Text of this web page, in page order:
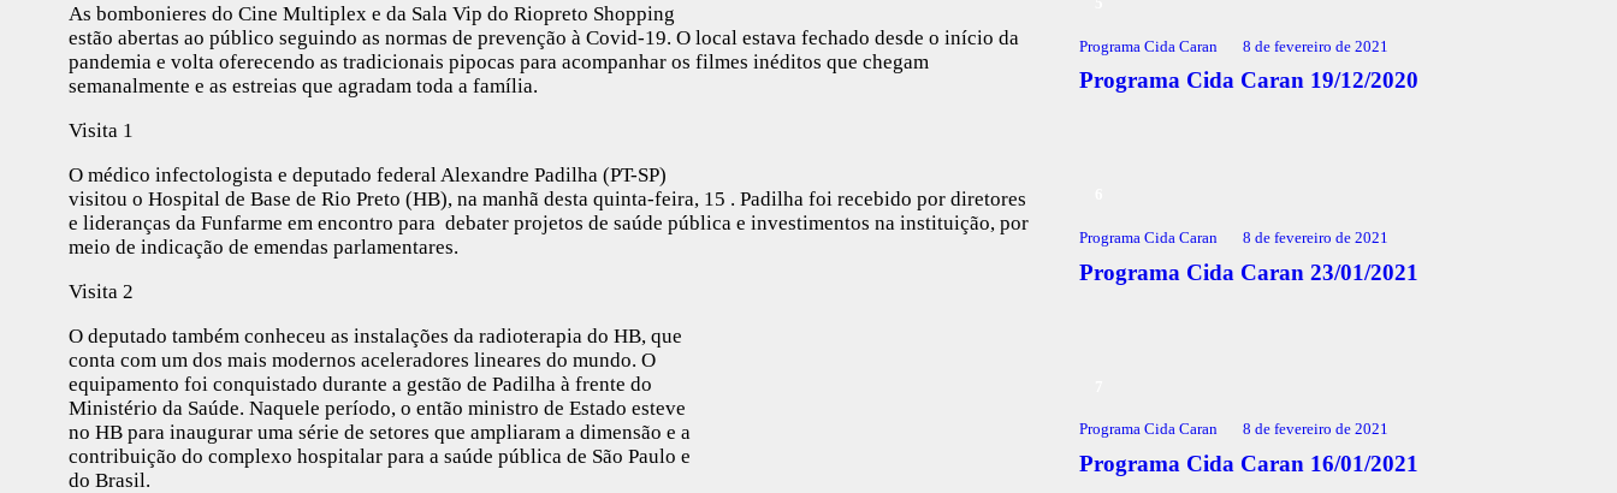
As bombonieres do Cine Multiplex e da Sala Vip do Riopreto Shopping
estão abertas ao público seguindo as normas de prevenção à Covid-19. O local estava fechado desde o início da
pandemia e volta oferecendo as tradicionais pipocas para acompanhar os filmes inéditos que chegam
semanalmente e as estreias que agradam toda a família.
Visita 1
O médico infectologista e deputado federal Alexandre Padilha (PT-SP)
visitou o Hospital de Base de Rio Preto (HB), na manhã desta quinta-feira, 15 . Padilha foi recebido por diretores
e lideranças da Funfarme em encontro para debater projetos de saúde pública e investimentos na instituição, por
meio de indicação de emendas parlamentares.
Visita 2
O deputado também conheceu as instalações da radioterapia do HB, que
conta com um dos mais modernos aceleradores lineares do mundo. O
equipamento foi conquistado durante a gestão de Padilha à frente do
Ministério da Saúde. Naquele período, o então ministro de Estado esteve
no HB para inaugurar uma série de setores que ampliaram a dimensão e a
contribuição do complexo hospitalar para a saúde pública de São Paulo e
do Brasil.
Programa Cida Caran 8 de fevereiro de 2021
Programa Cida Caran 19/12/2020
Programa Cida Caran 8 de fevereiro de 2021
Programa Cida Caran 23/01/2021
Programa Cida Caran 8 de fevereiro de 2021
Programa Cida Caran 16/01/2021